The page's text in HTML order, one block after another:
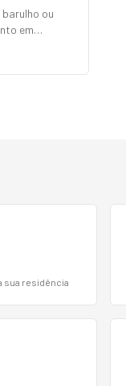
ou
em
Electrolux,
originais
sua residência